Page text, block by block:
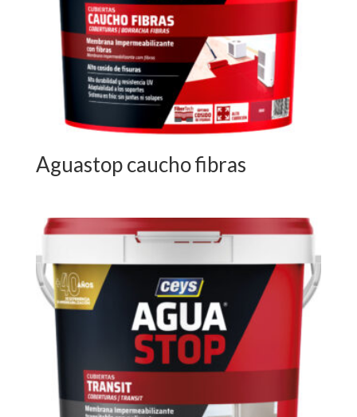
Aguastop caucho fibras